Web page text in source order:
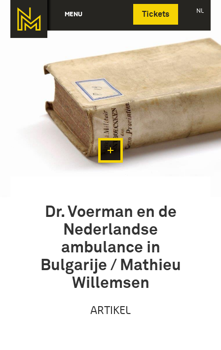
MENU Tickets NL
Deutsch
Dr. Voerman en de
Nederlandse
ambulance in
Bulgarije / Mathieu
Willemsen
ARTIKEL